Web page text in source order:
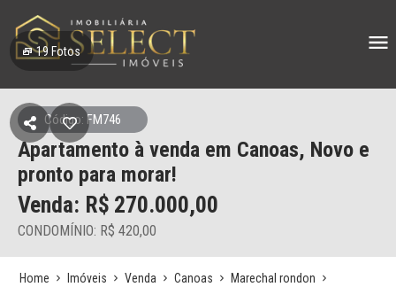
19 Fotos
Código: FM746
Apartamento à venda em Canoas, Novo e
pronto para morar!
Venda: R$ 270.000,00
CONDOMÍNIO: R$ 420,00
Home Imóveis Venda Canoas
Marechal rondon